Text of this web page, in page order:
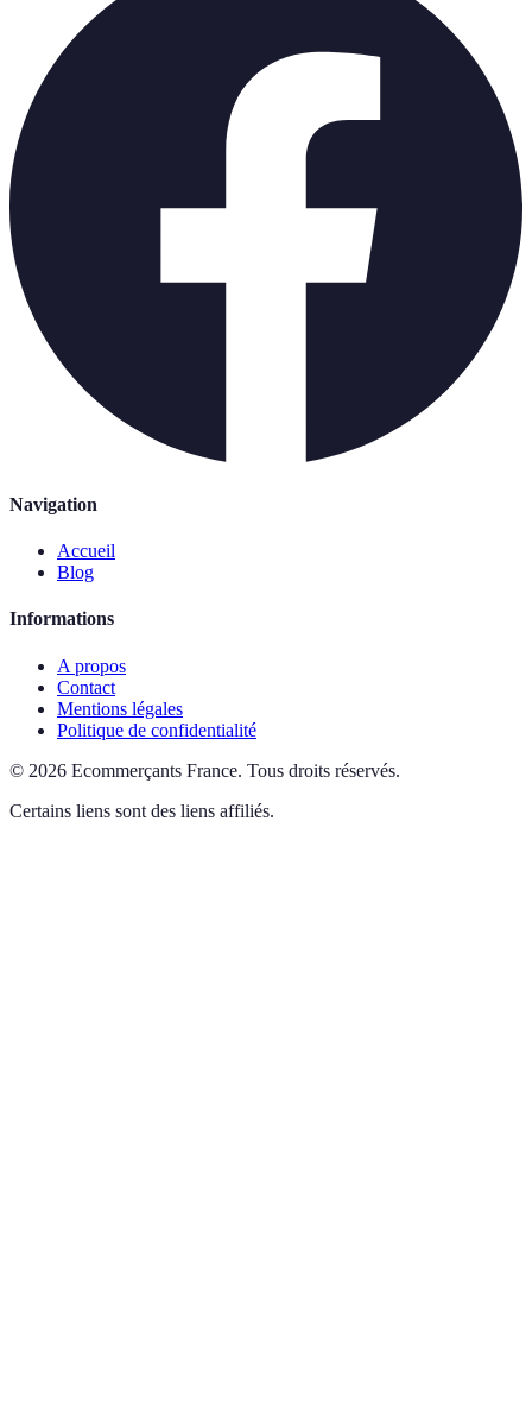
Navigation
Accueil
Blog
Informations
A propos
Contact
Mentions légales
Politique de confidentialité
© 2026 Ecommerçants France. Tous droits réservés.
Certains liens sont des liens affiliés.